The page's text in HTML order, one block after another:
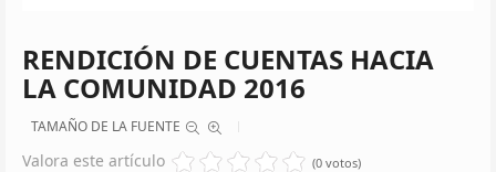
RENDICIÓN DE CUENTAS HACIA
LA COMUNIDAD 2016
TAMAÑO DE LA FUENTE
Valora este artículo (0 votos)